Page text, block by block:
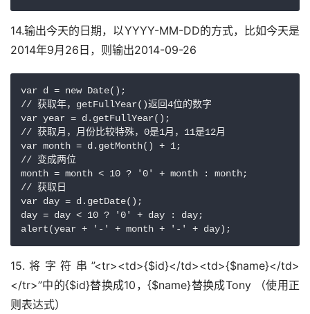
14.输出今天的日期，以YYYY-MM-DD的方式，比如今天是
2014年9月26日，则输出2014-09-26
var d = new Date();
// 获取年，getFullYear()返回4位的数字
var year = d.getFullYear();
// 获取月，月份比较特殊，0是1月，11是12月
var month = d.getMonth() + 1;
// 变成两位
month = month < 10 ? '0' + month : month;
// 获取日
var day = d.getDate();
day = day < 10 ? '0' + day : day;
alert(year + '-' + month + '-' + day);
15.将字符串”<tr><td>{$id}</td><td>{$name}</td>
</tr>”中的{$id}替换成10，{$name}替换成Tony （使用正
则表达式）